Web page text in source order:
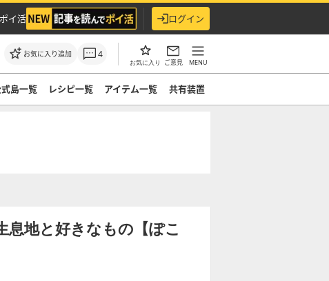
ポイ活 ログイン
お気に入り追加 4
お気に入り ご意見 MENU
島一覧 レシピ一覧 アイテム一覧 共有装置
息地と好きなもの【ぽこ